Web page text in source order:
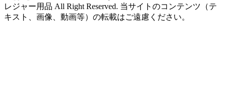
レジャー用品 All Right Reserved. 当サイトのコンテンツ（テ
キスト、画像、動画等）の転載はご遠慮ください。